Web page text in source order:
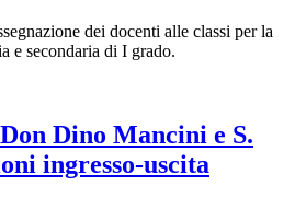
dei docenti alle classi per la
e secondaria di I grado.
Dino Mancini e S.
ingresso-uscita